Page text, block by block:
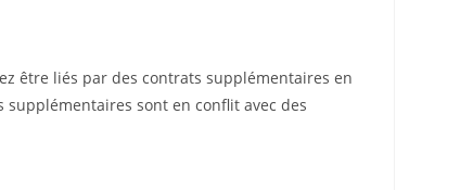
être liés par des contrats supplémentaires en
sont en conflit avec des